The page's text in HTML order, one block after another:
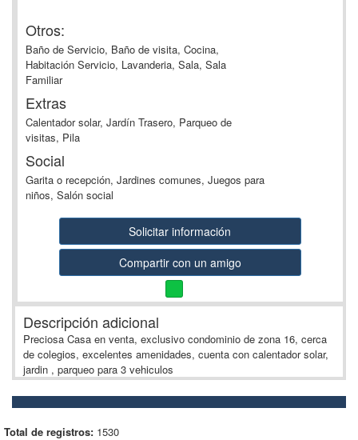
Otros:
Baño de Servicio, Baño de visita, Cocina,
Habitación Servicio, Lavanderia, Sala, Sala
Familiar
Extras
Calentador solar, Jardín Trasero, Parqueo de
visitas, Pila
Social
Garita o recepción, Jardines comunes, Juegos para
niños, Salón social
Solicitar información
Compartir con un amigo
Descripción adicional
Preciosa Casa en venta, exclusivo condominio de zona 16, cerca
de colegios, excelentes amenidades, cuenta con calentador solar,
jardin , parqueo para 3 vehiculos
Total de registros: 1530